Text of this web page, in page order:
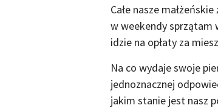
Całe nasze
w weekendy sprzątam
idzie na opłaty za
Na co wydaje swoje
jednoznacznej
jakim stanie jest nasz